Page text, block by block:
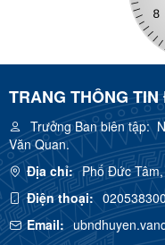
TRANG THÔNG
Trưởng Ban biên tập:
Văn Quan.
Địa chỉ: Phố Đức
Điện thoại:
Email: